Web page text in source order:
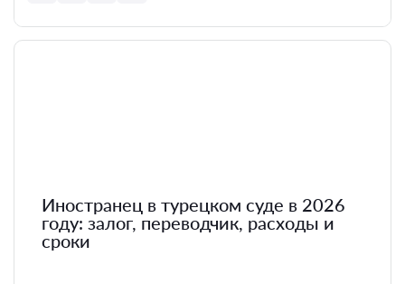
Иностранец в турецком суде в 2026
году: залог, переводчик, расходы и
сроки